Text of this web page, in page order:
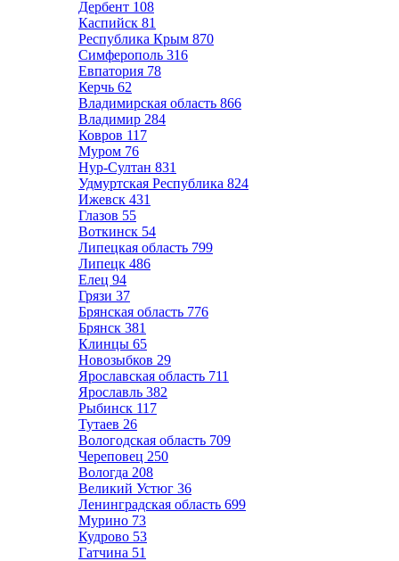
Дербент 108
Каспийск 81
Республика Крым 870
Симферополь 316
Евпатория 78
Керчь 62
Владимирская область 866
Владимир 284
Ковров 117
Муром 76
Нур-Султан 831
Удмуртская Республика 824
Ижевск 431
Глазов 55
Воткинск 54
Липецкая область 799
Липецк 486
Елец 94
Грязи 37
Брянская область 776
Брянск 381
Клинцы 65
Новозыбков 29
Ярославская область 711
Ярославль 382
Рыбинск 117
Тутаев 26
Вологодская область 709
Череповец 250
Вологда 208
Великий Устюг 36
Ленинградская область 699
Мурино 73
Кудрово 53
Гатчина 51